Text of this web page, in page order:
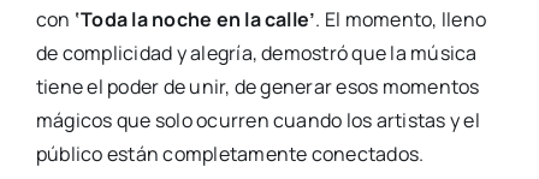
con ‘Toda la noche en la calle’. El momento, lleno
de complicidad y alegría, demostró que la música
tiene el poder de unir, de generar esos momentos
mágicos que solo ocurren cuando los artistas y el
público están completamente conectados.